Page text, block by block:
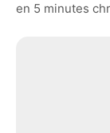
en 5 minutes